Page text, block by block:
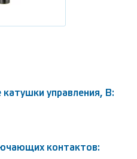
управления, В:
контактов: